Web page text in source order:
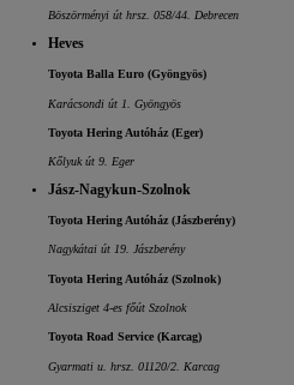
Böszörményi út hrsz. 058/44. Debrecen
Heves
Toyota Balla Euro (Gyöngyös)
Karácsondi út 1. Gyöngyös
Toyota Hering Autóház (Eger)
Kőlyuk út 9. Eger
Jász-Nagykun-Szolnok
Toyota Hering Autóház (Jászberény)
Nagykátai út 19. Jászberény
Toyota Hering Autóház (Szolnok)
Alcsisziget 4-es főút Szolnok
Toyota Road Service (Karcag)
Gyarmati u. hrsz. 01120/2. Karcag